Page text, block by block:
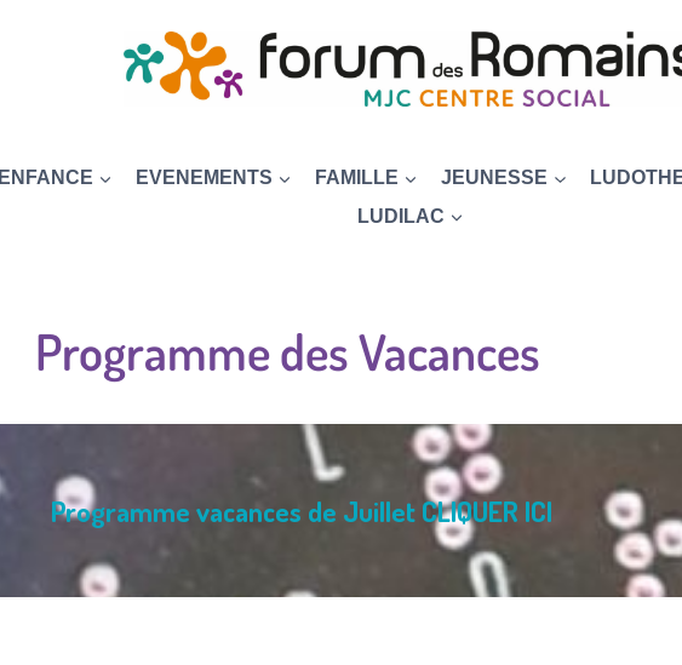
ENFANCE EVENEMENTS FAMILLE JEUNESSE
LUDILAC
Programme des Vacances
Programme vacances de Juillet CLIQUER ICI